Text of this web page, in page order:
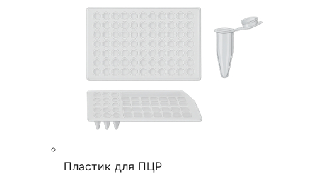
Пластик для ПЦР